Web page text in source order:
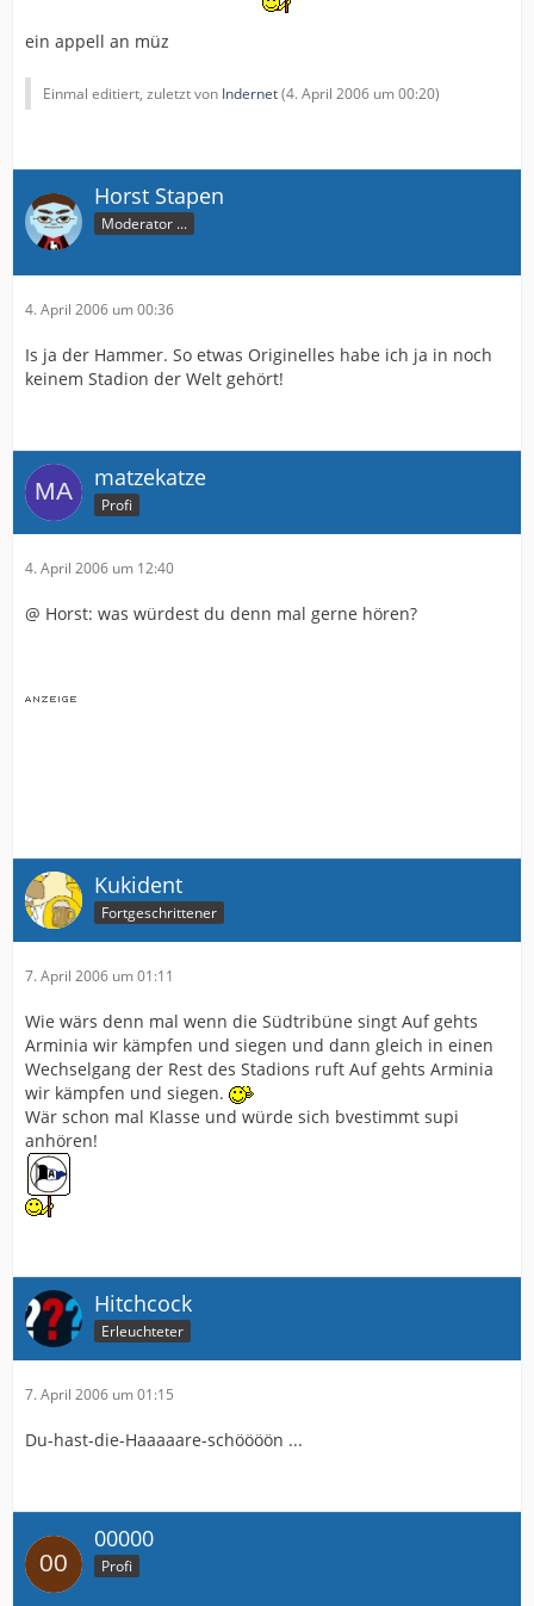
ein appell an müz
Einmal editiert, zuletzt von Indernet(4. April 2006 um 00:20)
Horst Stapen
Moderator ...
4. April 2006 um 00:36
Is ja der Hammer. So etwas Originelles habe ich ja in noch
keinem Stadion der Welt gehört!
matzekatze
Profi
4. April 2006 um 12:40
@ Horst: was würdest du denn mal gerne hören?
Kukident
Fortgeschrittener
7. April 2006 um 01:11
Wie wärs denn mal wenn die Südtribüne singt Auf gehts
Arminia wir kämpfen und siegen und dann gleich in einen
Wechselgang der Rest des Stadions ruft Auf gehts Arminia
wir kämpfen und siegen.
Wär schon mal Klasse und würde sich bvestimmt supi
anhören!
Hitchcock
Erleuchteter
7. April 2006 um 01:15
Du-hast-die-Haaaaare-schöööön ...
00000
Profi